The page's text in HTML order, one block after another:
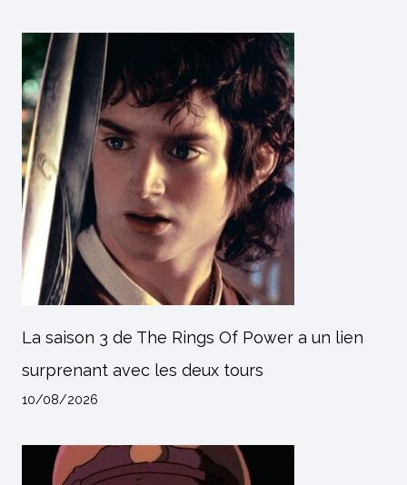
La saison 3 de The Rings Of Power a un lien
surprenant avec les deux tours
10/08/2026